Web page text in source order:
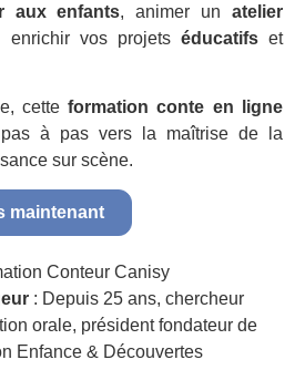
aux enfants, animer unatelier
enrichir vos projets éducatifset
cetteformation conte en ligne
à pas vers la maîtrise de la
sur scène.
maintenant
: Depuis 25 ans, chercheur
orale, président fondateur de
Enfance & Découvertes